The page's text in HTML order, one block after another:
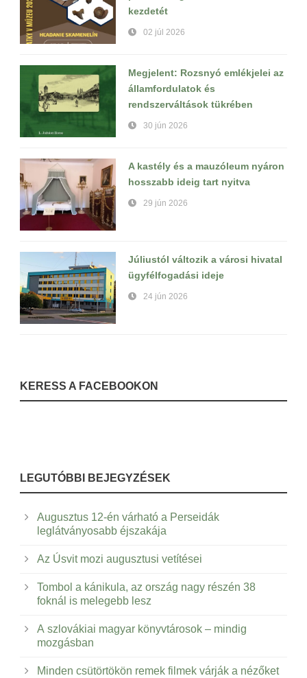
kezdetét
02 júl 2026
Megjelent: Rozsnyó emlékjelei az
államfordulatok és
rendszerváltások tükrében
30 jún 2026
A kastély és a mauzóleum nyáron
hosszabb ideig tart nyitva
29 jún 2026
Júliustól változik a városi hivatal
ügyfélfogadási ideje
24 jún 2026
KERESS A FACEBOOKON
LEGUTÓBBI BEJEGYZÉSEK
Augusztus 12-én várható a Perseidák
leglátványosabb éjszakája
Az Úsvit mozi augusztusi vetítései
Tombol a kánikula, az ország nagy részén 38
foknál is melegebb lesz
A szlovákiai magyar könyvtárosok – mindig
mozgásban
Minden csütörtökön remek filmek várják a nézőket